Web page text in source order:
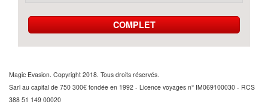
COMPLET
Magic Evasion. Copyright 2018. Tous droits réservés.
Sarl au capital de 750 300€ fondée en 1992 - Licence voyages n° IM069100030 - RCS
388 51 149 00020